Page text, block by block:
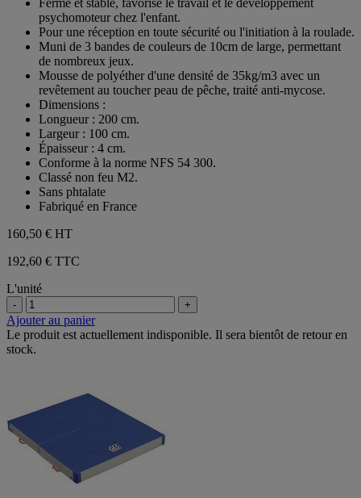
psychomoteur chez l'enfant.
Pour une réception en toute sécurité ou l'initiation à la roulade.
Muni de 3 bandes de couleurs de 10cm de large, permettant
de nombreux jeux.
Mousse de polyéther d'une densité de 35kg/m3 avec un
revêtement au toucher peau de pêche, traité anti-mycose.
Dimensions :
Longueur : 200 cm.
Largeur : 100 cm.
Épaisseur : 4 cm.
Conforme à la norme NFS 54 300.
Classé non feu M2.
Sans phtalate
Fabriqué en France
160,50 € HT
192,60 € TTC
L'unité
- +
Ajouter au panier
Le produit est actuellement indisponible. Il sera bientôt de retour en
stock.